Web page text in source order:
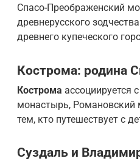
Спасо-Преображенский
древнерусского
древнего купеческого
Кострома: родина
Кострома ассоциируется
монастырь, Романовский
тем, кто путешествует с
Суздаль и